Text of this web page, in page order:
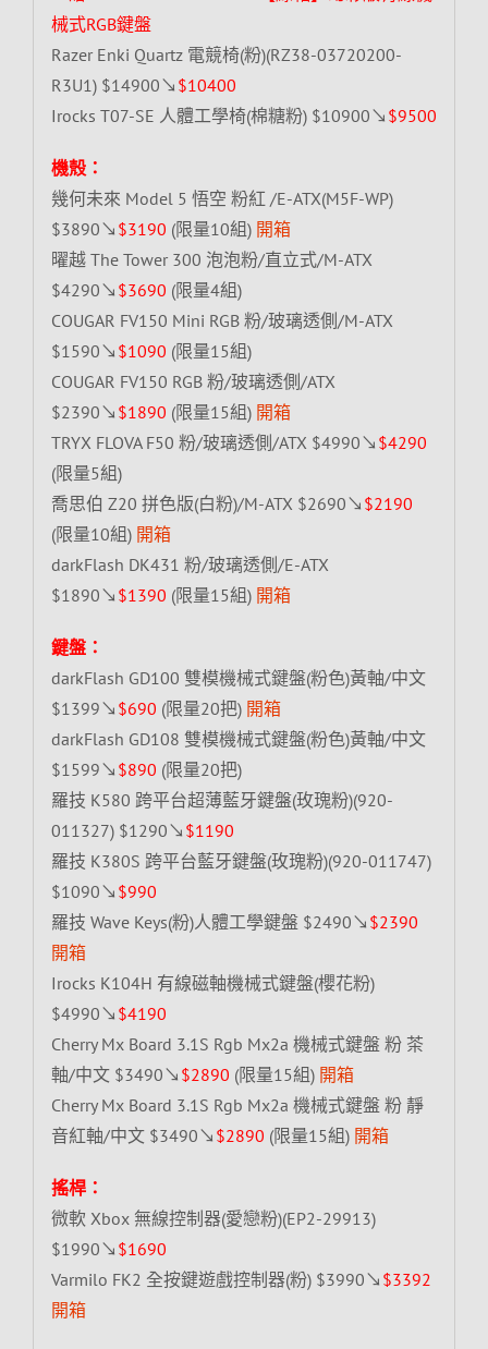
械式RGB鍵盤
Razer Enki Quartz 電競椅(粉)(RZ38-03720200-
R3U1) $14900↘ $10400
Irocks T07-SE 人體工學椅(棉糖粉) $10900↘ $9500
機殼：
幾何未來 Model 5 悟空 粉紅 /E-ATX(M5F-WP)
$3890↘ $3190 (限量10組) 開箱
曜越 The Tower 300 泡泡粉/直立式/M-ATX
$4290↘ $3690 (限量4組)
COUGAR FV150 Mini RGB 粉/玻璃透側/M-ATX
$1590↘ $1090 (限量15組)
COUGAR FV150 RGB 粉/玻璃透側/ATX
$2390↘ $1890 (限量15組) 開箱
TRYX FLOVA F50 粉/玻璃透側/ATX $4990↘ $4290
(限量5組)
喬思伯 Z20 拼色版(白粉)/M-ATX $2690↘ $2190
(限量10組) 開箱
darkFlash DK431 粉/玻璃透側/E-ATX
$1890↘ $1390 (限量15組) 開箱
鍵盤：
darkFlash GD100 雙模機械式鍵盤(粉色)黃軸/中文
$1399↘ $690 (限量20把) 開箱
darkFlash GD108 雙模機械式鍵盤(粉色)黃軸/中文
$1599↘ $890 (限量20把)
羅技 K580 跨平台超薄藍牙鍵盤(玫瑰粉)(920-
011327) $1290↘ $1190
羅技 K380S 跨平台藍牙鍵盤(玫瑰粉)(920-011747)
$1090↘ $990
羅技 Wave Keys(粉)人體工學鍵盤 $2490↘ $2390
開箱
Irocks K104H 有線磁軸機械式鍵盤(櫻花粉)
$4990↘ $4190
Cherry Mx Board 3.1S Rgb Mx2a 機械式鍵盤 粉 茶
軸/中文 $3490↘ $2890 (限量15組) 開箱
Cherry Mx Board 3.1S Rgb Mx2a 機械式鍵盤 粉 靜
音紅軸/中文 $3490↘ $2890 (限量15組) 開箱
搖桿：
微軟 Xbox 無線控制器(愛戀粉)(EP2-29913)
$1990↘ $1690
Varmilo FK2 全按鍵遊戲控制器(粉) $3990↘ $3392
開箱